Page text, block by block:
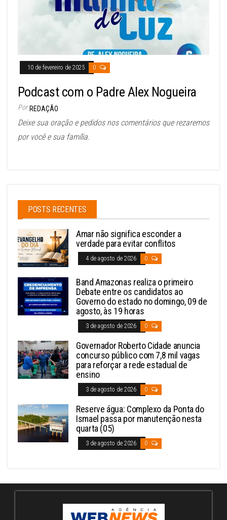
10 de fevereiro de 2025 0
Podcast com o Padre Alex Nogueira
Por REDAÇÃO
Deixe sua oração e pedidos nos comentários que rezaremos
por você e sua família.
POSTS RECENTES
Amar não significa esconder a
verdade para evitar conflitos
4 de agosto de 2026 0
Band Amazonas realiza o primeiro
Debate entre os candidatos ao
Governo do estado no domingo, 09 de
agosto, às 19 horas
3 de agosto de 2026 0
Governador Roberto Cidade anuncia
concurso público com 7,8 mil vagas
para reforçar a rede estadual de
ensino
3 de agosto de 2026 0
Reserve água: Complexo da Ponta do
Ismael passa por manutenção nesta
quarta (05)
3 de agosto de 2026 0